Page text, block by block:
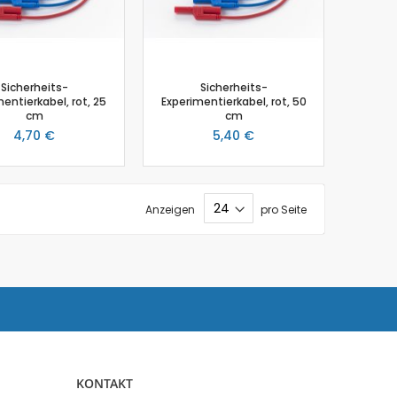
Sicherheits-
rot, 25
cm
4,70 €
Sicherheits-
Experimentierkabel, rot, 50
cm
5,40 €
Anzeigen pro Seite
KONTAKT